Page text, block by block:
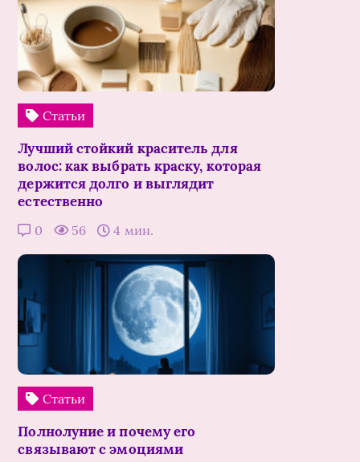
Статьи
Лучший стойкий краситель для
волос: как выбрать краску, которая
держится долго и выглядит
естественно
0 56 4 мин.
Статьи
Полнолуние и почему его
связывают с эмоциями